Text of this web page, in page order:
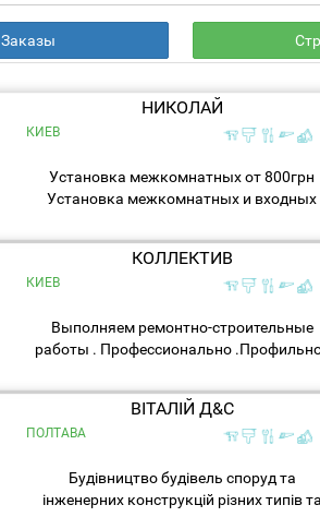
Заказы
НИКОЛАЙ
КИЕВ
Установка межкомнатных от 800грн
Установка межкомнатных и входных
инструментом. ...
КОЛЛЕКТИВ
КИЕВ
Выполняем ремонтно-строительные
работы . Профессионально
дает возможность уверенно сказать : "
Да , выполним " ...
ВІТАЛІЙ Д&С
ПОЛТАВА
Будівництво будівель споруд та
інженерних конструкцій різних типів